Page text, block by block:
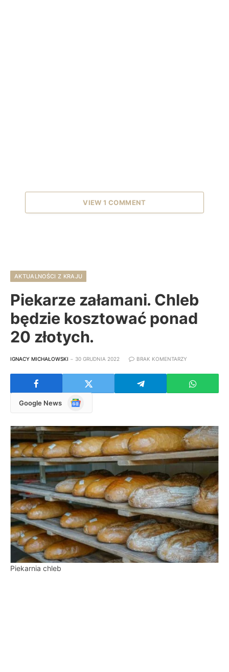
VIEW 1 COMMENT
AKTUALNOŚCI Z KRAJU
Piekarze załamani. Chleb
będzie kosztować ponad
20 złotych.
IGNACY MICHAŁOWSKI 30 GRUDNIA 2022 BRAK KOMENTARZY
Google News
Google
Piekarnia chleb